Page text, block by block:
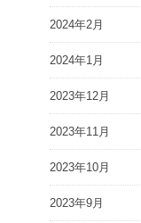
2024年2月
2024年1月
2023年12月
2023年11月
2023年10月
2023年9月